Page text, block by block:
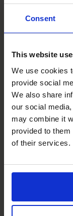
Consent
This website
We use cookies
provide social
We also share
our social
may combine it
provided to
of their services.
Did